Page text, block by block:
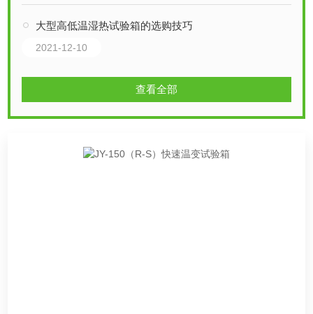
大型高低温湿热试验箱的选购技巧
2021-12-10
查看全部